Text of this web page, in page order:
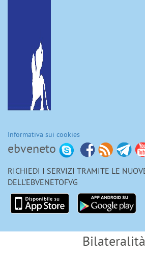
Informativa sui cookies
ebveneto
RICHIEDI I SERVIZI TRAMITE LE
DELL'EBVENETOFVG
Bilateralità